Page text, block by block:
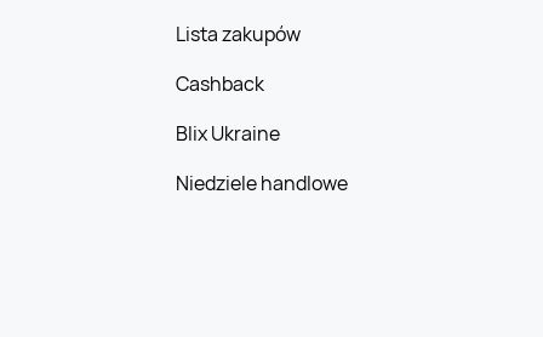
Lista zakupów
Cashback
Blix Ukraine
Niedziele handlowe